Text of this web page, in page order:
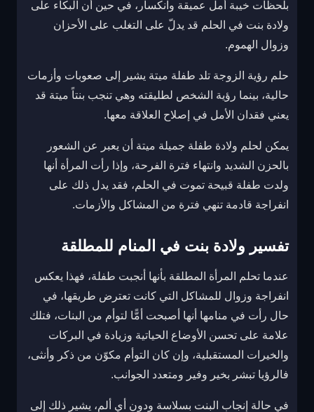
بلحظات خيبة أمل عميقة وانكسار، في حين أن البكاء على
ولادة بنت في الحلم قد يدلّ على التغلب على الأحزان
وزوال الهموم.
حلم رؤية الزوجة تلد طفلة ميتة يشير إلى صعوبات وأزمات
حالية، بينما رؤية الشخص لطليقته وهي تنجب بنتاً ميتة قد
يعني فقدان الأمل في إصلاح العلاقة معها.
يمكن لحلم ولادة طفلة جميلة ميتة أن يعبر عن الشعور
بالحزن الشديد وانتهاء فترة الفرحة، وإذا رأت المرأة أنها
ولدت طفلة قبيحة تموت في الحلم، فقد يدل ذلك على
انفراجة قادمة تنهي فترة من المشاكل والأزمات.
تفسير ولادة بنت في المنام للمطلقة
عندما تحلم المرأة المطلقة بأنها أنجبت طفلة، فهذا يعكس
انفراجة وزوال للمشاكل التي كانت تعترض طريقها، في
حال رأت في منامها أنها أصبحت أمًّا لتوأم من البنات، فتلك
علامة على تحسن الأوضاع الحياتية وزيادة في البركات
والخيرات المستقبلية، وإن كان التوأم مكوّن من ذكر وأنثى،
فالرؤيا تبشر بخير وفير ومتعدد الجوانب.
في حالة إنجاب البنت بسلاسة ودون أي ألم، يشير ذلك إلى